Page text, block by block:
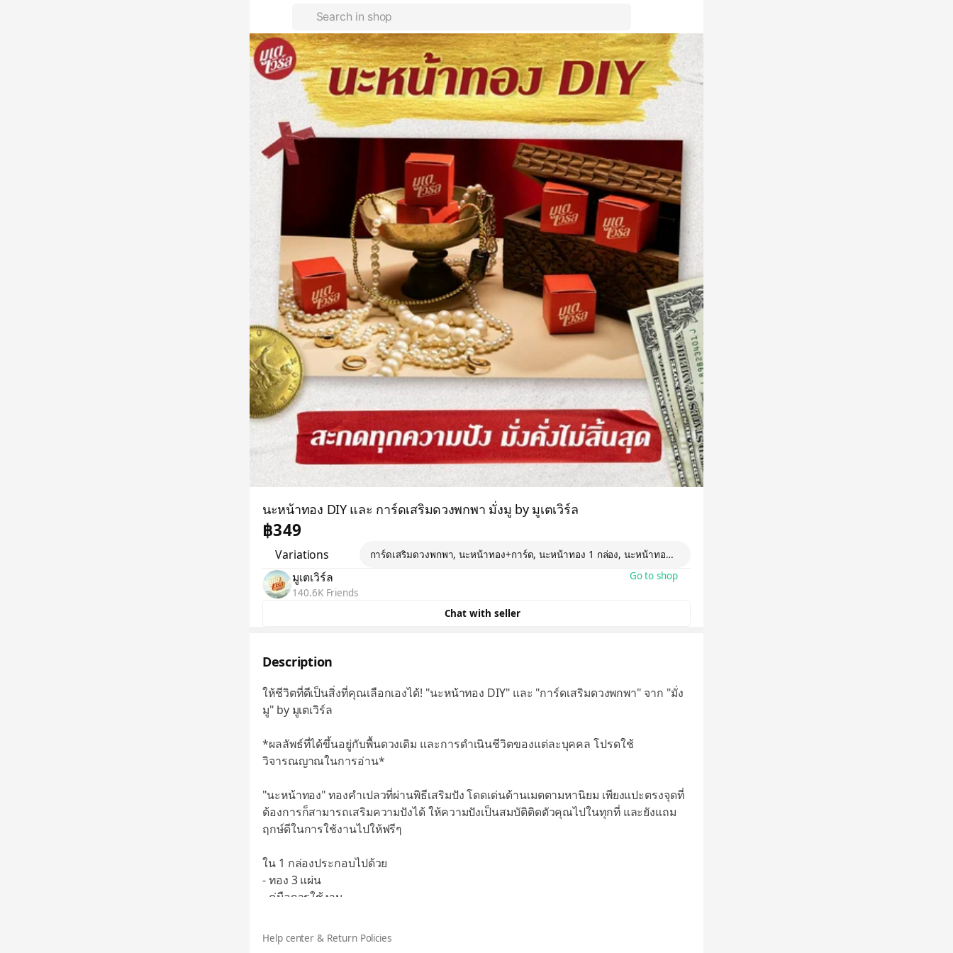
นะหน้าทอง DIY และ การ์ดเสริมดวงพกพา มั่งมู by มูเตเวิร์ล
฿349
Variations การ์ดเสริมดวงพกพา, นะหน้าทอง+การ์ด, นะหน้าทอง 1 กล่อง, นะหน้าทอง 2 กล่อง
มูเตเวิร์ล
140.6K Friends
Go to shop
Chat with seller
Description
ให้ชีวิตที่ดีเป็นสิ่งที่คุณเลือกเองได้! "นะหน้าทอง DIY" และ "การ์ดเสริมดวงพกพา" จาก "มั่ง
มู" by มูเตเวิร์ล
*ผลลัพธ์ที่ได้ขึ้นอยู่กับพื้นดวงเดิม และการดำเนินชีวิตของแต่ละบุคคล โปรดใช้
วิจารณญาณในการอ่าน*
"นะหน้าทอง" ทองคำเปลวที่ผ่านพิธีเสริมปัง โดดเด่นด้านเมตตามหานิยม เพียงแปะตรงจุดที่
ต้องการก็สามารถเสริมความปังได้ ให้ความปังเป็นสมบัติติดตัวคุณไปในทุกที่ และยังแถม
ฤกษ์ดีในการใช้งานไปให้ฟรีๆ
ใน 1 กล่องประกอบไปด้วย
- ทอง 3 แผ่น
- คู่มือการใช้งาน
"การ์ดเสริมดวงพกพา" ไอเทมสำหรับสายมูยุคใหม่ มีไพ่ยิปซีที่แม่หมอจัดให้ให้ตามเรื่อง มา
Help center & Return Policies